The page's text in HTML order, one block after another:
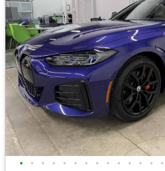
• • • • • • • • • • • • • •